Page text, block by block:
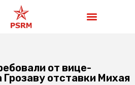
от вице-
отставки Михая